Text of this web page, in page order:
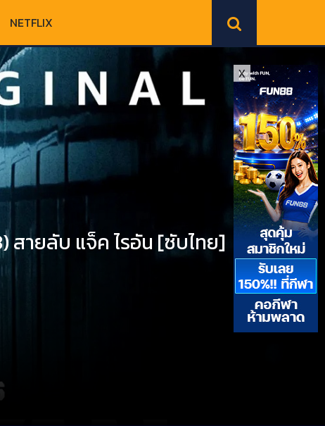
NETFLIX
สายลับ แจ็ค ไรอัน [ซับไทย]
X